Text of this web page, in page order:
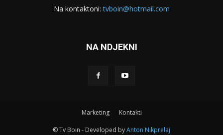
Na kontaktoni:tvboin@hotmail.com
NA NDJEKNI
Marketing Kontakti
© Tv Boin - Developed byAnton Nikprelaj